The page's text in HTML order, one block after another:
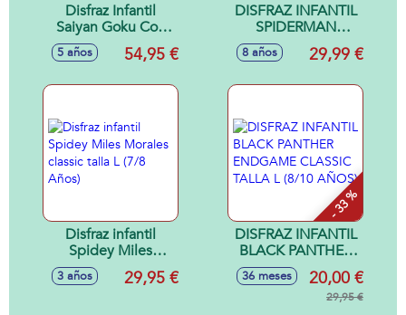
Disfraz Infantil
Saiyan Goku Con
Peluca 5-6 Años
5 años 54,95 €
DISFRAZ INFANTIL
SPIDERMAN
CLASSIC TALLA L
(8/10 AÑOS)
8 años 29,99 €
Disfraz infantil
Spidey Miles
Morales classic talla
L (7/8 Años)
3 años 29,95 €
- 33 %
DISFRAZ INFANTIL
BLACK PANTHER
ENDGAME
CLASSIC TALLA L
(8/10 AÑOS)
36 meses 20,00 €
29,95 €